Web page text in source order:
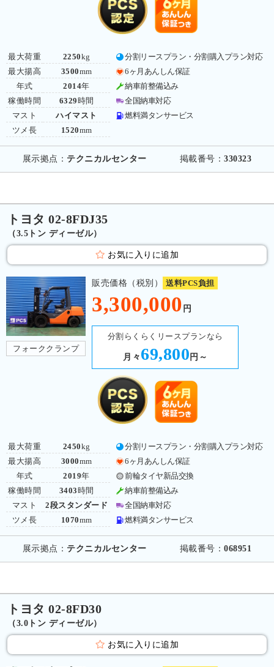
最大荷重
最大揚高
年式
稼働時間
マスト
ツメ長
2250kg
3500mm
2014年
6329 時間
ハイマスト
1520mm
分割リースプラン・分割購入プラン対応
6ヶ月あんしん保証
納車前整備込み
全国納車対応
燃料満タンサービス
展示拠点： テクニカルセンター 掲載番号：330323
トヨタ 02-8FDJ35
（3.5トン ディーゼル）
お気に入りに追加
フォーククランプ
販売価格（税別） 送料PCS負担
3,300,000 円
分割らくらくリースプランなら
月々 69,800 円～
最大荷重
最大揚高
年式
稼働時間
マスト
ツメ長
2450kg
3000mm
2019年
3403 時間
2段スタンダード
1070mm
分割リースプラン・分割購入プラン対応
6ヶ月あんしん保証
前輪タイヤ新品交換
納車前整備込み
全国納車対応
燃料満タンサービス
展示拠点： テクニカルセンター 掲載番号：068951
トヨタ 02-8FD30
（3.0トン ディーゼル）
お気に入りに追加